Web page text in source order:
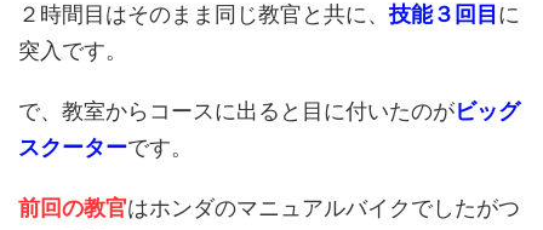
２時間目はそのまま同じ教官と共に、技能３回目 に
突入です。
で、教室からコースに出ると目に付いたのがビッグ
スクーターです。
前回の教官はホンダのマニュアルバイクでしたがつ